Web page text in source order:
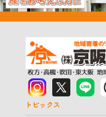
トピックス